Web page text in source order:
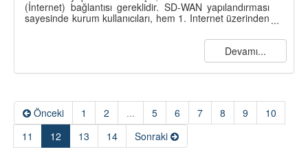
(İnternet) bağlantısı gereklidir. SD-WAN yapılandırması
sayesinde kurum kullanıcıları, hem 1. Internet üzerinden
Devamı...
Önceki 1 2 ... 5 6 7 8 9
10
11
12 (current)
13 14 Sonraki